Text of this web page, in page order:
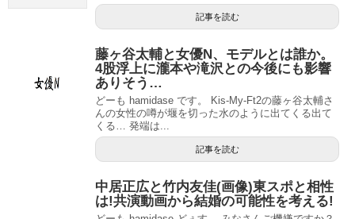
記事を読む
藤ヶ谷太輔と女優N、モデルとは誰か。
4股浮上に瀧本や滝沢との今後にも影響
ありそう…
どーも hamidase です。 Kis-My-Ft2の藤ヶ谷太輔さ
んの女性の噂が堰を切った水のように出てくる出て
くる… 発端は...
記事を読む
中居正広と竹内友佳(画像)東スポと相性
は!共演動画から結婚の可能性を考える!